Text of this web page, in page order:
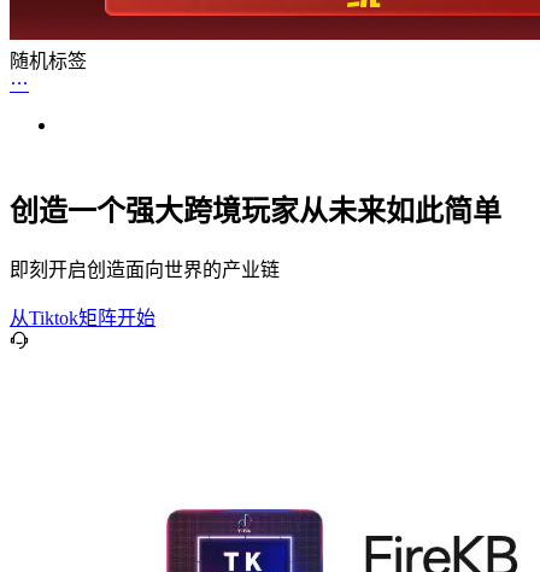
随机标签
创造一个强大跨境玩家从未来如此简单
即刻开启创造面向世界的产业链
从Tiktok矩阵开始